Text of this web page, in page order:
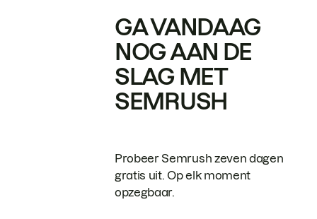
GA VANDAAG
NOG AAN DE
SLAG MET
SEMRUSH
Probeer Semrush zeven dagen
gratis uit. Op elk moment
opzegbaar.